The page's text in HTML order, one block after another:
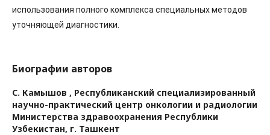
использования полного комплекса специальных методов
уточняющей диагностики.
Биографии авторов
С. Камышов , Республиканский специализированный
научно-практический центр онкологии и радиологии
Министерства здравоохранения Республики
Узбекистан, г. Ташкент